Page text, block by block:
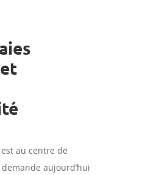
au centre de
demande aujourd’hui